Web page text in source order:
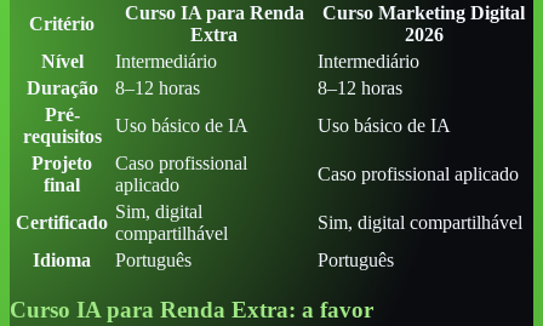
Critério
Curso IA para Renda
Extra
Curso Marketing Digital
2026
Nível
Intermediário
Intermediário
Duração
8–12 horas
8–12 horas
Pré-
requisitos
Uso básico de IA
Uso básico de IA
Projeto
final
Caso profissional
aplicado
Caso profissional aplicado
Certificado
Sim, digital
compartilhável
Sim, digital compartilhável
Idioma
Português Português
Curso IA para Renda Extra: a favor